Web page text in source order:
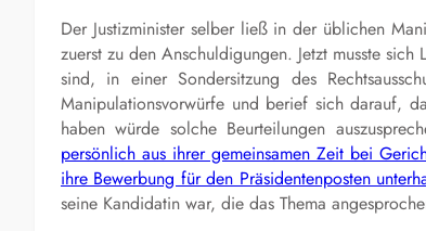
Der Justizminister selber ließ in der üblichen
zuerst zu den Anschuldigungen. Jetzt musste
sind, in einer Sondersitzung des
Manipulationsvorwürfe und berief sich darauf,
haben würde solche Beurteilungen
persönlich aus ihrer gemeinsamen Zeit bei
ihre Bewerbung für den Präsidentenposten
seine Kandidatin war, die das Thema